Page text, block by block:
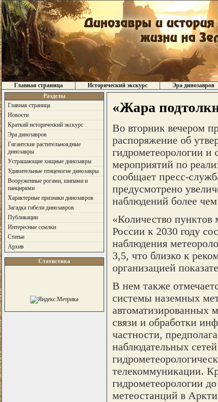
Главная страница Исторический экскурс
Эра динозавров
Разделы
Главная страница
Новости
Краткий исторический экскурс
Эра динозавров
Гигантские растительноядные
динозавры
Устрашающие хищные динозавры
Удивительные птиценогие динозавры
Вооруженные рогами, шипами и
панцирями
Характерные признаки динозавров
Загадка гибели динозавров
Публикации
Интересные ссылки
Статьи
Архив
Статистика
«Жара
Во вторник вечером
распоряжение об
гидрометеорологии и
мероприятий по
сообщает пресс-
предусмотрено
наблюдений более
«Количество пунктов
России к 2030 году
наблюдения
3,5, что близко к
организацией
В нем также
системы наземных
автоматизированных
связи и обработки
частности,
наблюдательных
телекоммуникации.
гидрометеорологии
метеостанций в